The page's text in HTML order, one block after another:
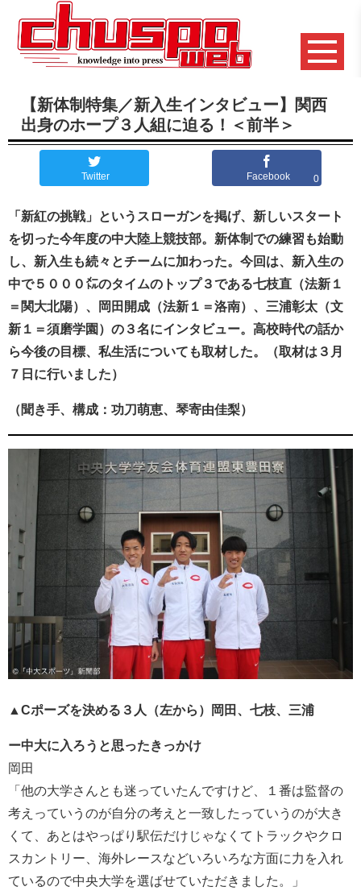
【新体制特集／新入生インタビュー】関西
出身のホープ３人組に迫る！＜前半＞
Twitter Facebook 0
「新紅の挑戦」というスローガンを掲げ、新しいスタート
を切った今年度の中大陸上競技部。新体制での練習も始動
し、新入生も続々とチームに加わった。今回は、新入生の
中で５０００㍍のタイムのトップ３である七枝直（法新１
＝関大北陽）、岡田開成（法新１＝洛南）、三浦彰太（文
新１＝須磨学園）の３名にインタビュー。高校時代の話か
ら今後の目標、私生活についても取材した。（取材は３月
７日に行いました）
（聞き手、構成：功刀萌恵、琴寄由佳梨）
▲Cポーズを決める３人（左から）岡田、七枝、三浦
ー中大に入ろうと思ったきっかけ
岡田
「他の大学さんとも迷っていたんですけど、１番は監督の
考えっていうのが自分の考えと一致したっていうのが大き
くて、あとはやっぱり駅伝だけじゃなくてトラックやクロ
スカントリー、海外レースなどいろいろな方面に力を入れ
ているので中央大学を選ばせていただきました。」